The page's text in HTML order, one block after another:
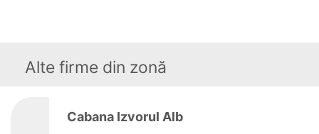
Alte firme din zonă
Cabana Izvorul Alb